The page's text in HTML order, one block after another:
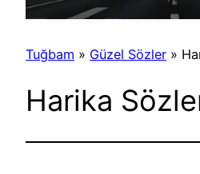
Tuğbam » Güzel Sözler »
Harika